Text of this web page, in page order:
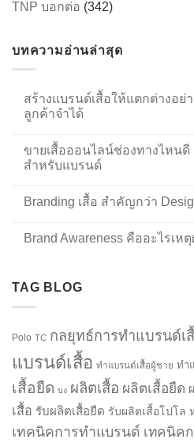
TNP บอกต่อ (342)
บทความอ่านล่าสุด
สร้างแบรนด์เสื้อให้แตกต่างอย่
ลูกค้าจำได้
ขายเสื้อออนไลน์ช่องทางไหนดี
สำหรับแบรนด์
Branding เสื้อ สำคัญกว่า
Brand Awareness คืออะไรเ
TAG BLOG
Polo TC กลยุทธ์การทำแบรนด์เ
แบรนด์เสื้อ ทำแบรนด์เสื้อผู้ชาย ทำ
เสื้อยืด บง ผลิตเสื้อ ผลิตเสื้อยืด
เสื้อ รับผลิตเสื้อยืด รับผลิตเสื้อโปโล
เทคนิคการทำแบรนด์ เทคนิค